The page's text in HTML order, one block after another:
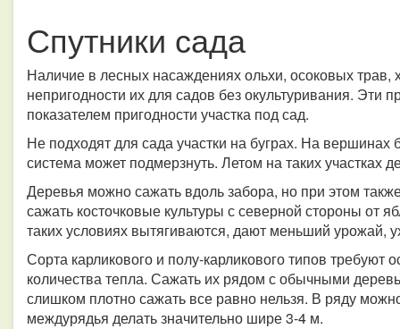
Спутники сада
Наличие в лесных насаждениях ольхи, осоковых трав,
непригодности их для садов без окультуривания. Эти
показателем пригодности участка под сад.
Не подходят для сада участки на буграх. На вершинах
система может подмерзнуть. Летом на таких участках
Деревья можно сажать вдоль забора, но при этом
сажать косточковые культуры с северной стороны от
таких условиях вытягиваются, дают меньший урожай,
Сорта карликового и полу-карликового типов
количества тепла. Сажать их рядом с обычными
слишком плотно сажать все равно нельзя. В ряду
междурядья делать значительно шире 3-4 м.